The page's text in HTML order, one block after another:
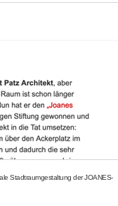
Stadtraumgestaltung der JOANES-